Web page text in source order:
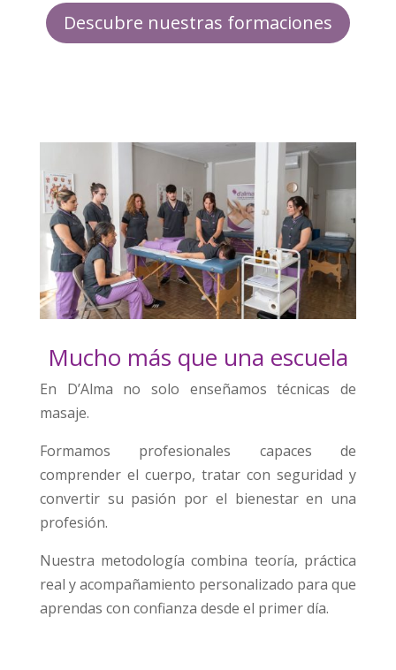
Descubre nuestras formaciones
Mucho más que una escuela
En D’Alma no solo enseñamos técnicas de
masaje.
Formamos profesionales capaces de
comprender el cuerpo, tratar con seguridad y
convertir su pasión por el bienestar en una
profesión.
Nuestra metodología combina teoría, práctica
real y acompañamiento personalizado para que
aprendas con confianza desde el primer día.